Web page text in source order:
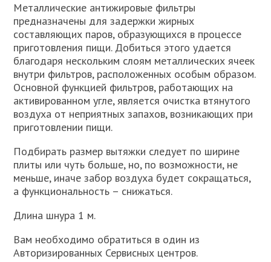
Металлические антижировые фильтры
предназначены для задержки жирных
составляющих паров, образующихся в процессе
приготовления пищи. Добиться этого удается
благодаря нескольким слоям металлических ячеек
внутри фильтров, расположенных особым образом.
Основной функцией фильтров, работающих на
активированном угле, является очистка втянутого
воздуха от неприятных запахов, возникающих при
приготовлении пищи.
Подбирать размер вытяжки следует по ширине
плиты или чуть больше, но, по возможности, не
меньше, иначе забор воздуха будет сокращаться,
а функциональность – снижаться.
Длина шнура 1 м.
Вам необходимо обратиться в один из
Авторизированных Сервисных центров.